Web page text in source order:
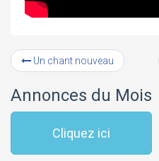
Un chant nouveau
Annonces du Mois
Cliquez ici